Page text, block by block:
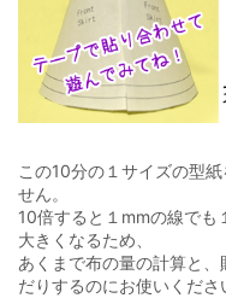
この10分の１サイズの型
せん。
10倍すると１mmの線でも
大きくなるため、
あくまで布の量の計算と
だりするのにお使いくださ